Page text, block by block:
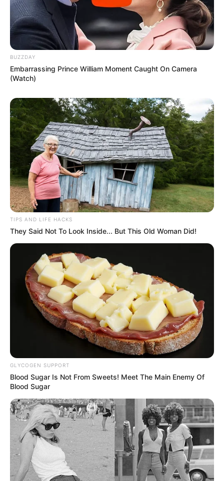
BUZZDAY
Embarrassing Prince William Moment Caught On Camera
(Watch)
TIPS AND LIFE HACKS
They Said Not To Look Inside... But This Old Woman Did!
GLYCOGEN SUPPORT
Blood Sugar Is Not From Sweets! Meet The Main Enemy Of
Blood Sugar